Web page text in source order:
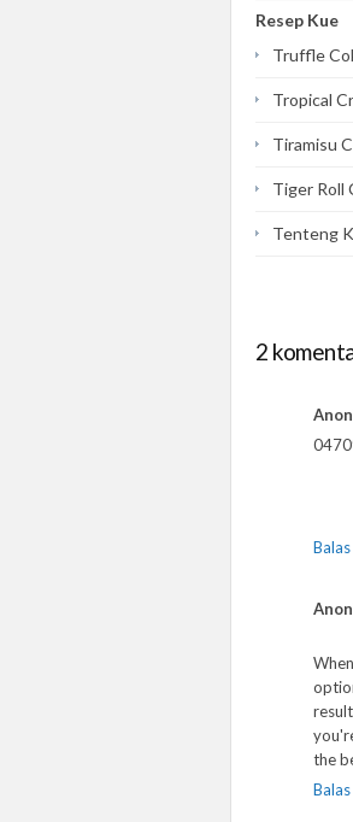
Resep Kue
Truffle
Tropical
Tiramisu
Tiger Roll
Tenteng
2
Balas
the
Balas